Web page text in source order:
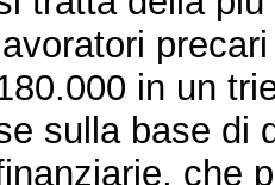
in un
sulla base di
che